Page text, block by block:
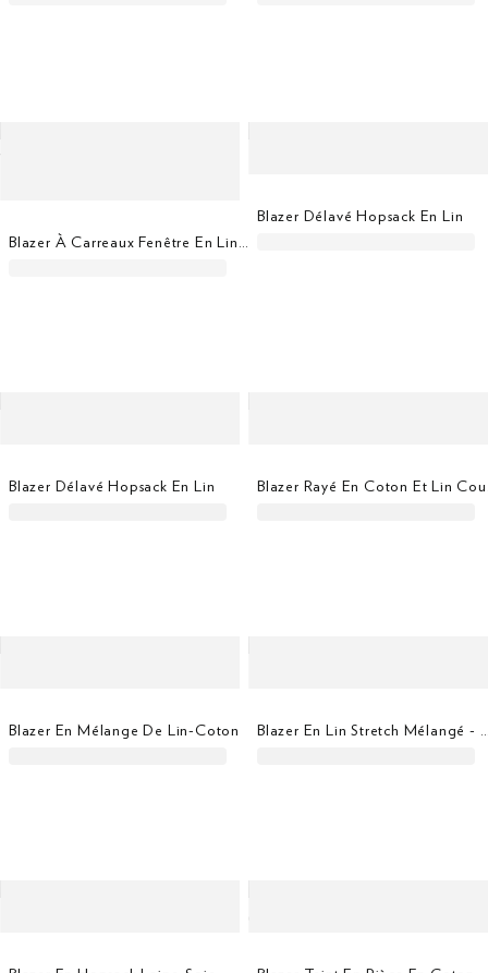
Blazer Délavé Hopsack En Lin
Blazer Délavé Hopsack En Lin
Blazer En Mélange De Lin-Coton